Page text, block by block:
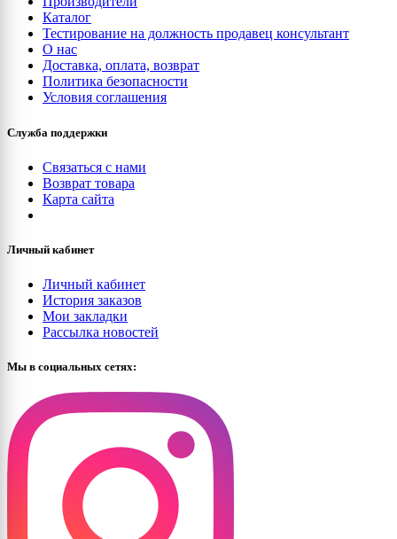
Каталог
Тестирование на должность продавец консультант
О нас
Доставка, оплата, возврат
Политика безопасности
Условия соглашения
Служба поддержки
Связаться с нами
Возврат товара
Карта сайта
Личный кабинет
Личный кабинет
История заказов
Мои закладки
Рассылка новостей
Мы в социальных сетях: